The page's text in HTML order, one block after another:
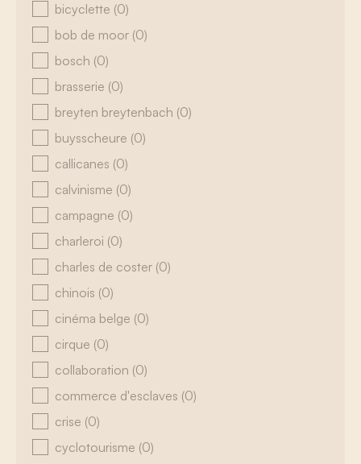
bicyclette (0)
bob de moor (0)
bosch (0)
brasserie (0)
breyten breytenbach (0)
buysscheure (0)
callicanes (0)
calvinisme (0)
campagne (0)
charleroi (0)
charles de coster (0)
chinois (0)
cinéma belge (0)
cirque (0)
collaboration (0)
commerce d'esclaves (0)
crise (0)
cyclotourisme (0)